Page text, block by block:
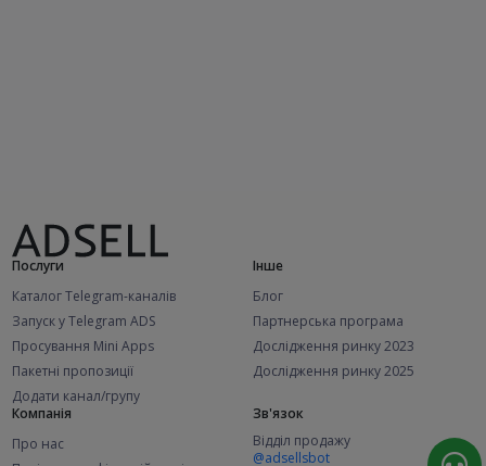
Послуги
Каталог Telegram-каналів
Запуск у Telegram ADS
Просування Mini Apps
Пакетні пропозиції
Додати канал/групу
Інше
Блог
Партнерська програма
Дослідження ринку 2023
Дослідження ринку 2025
Компанія
Про нас
Зв'язок
Відділ продажу
@adsellsbot